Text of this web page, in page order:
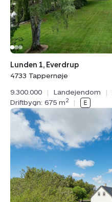
Lunden 1, Everdrup
4733 Tappernøje
9.300.000
| Landejendom |
Driftbygn: 675 m2 |
Landejendom:
Spangsvej
57,
Grumløse,
4750
Lundby